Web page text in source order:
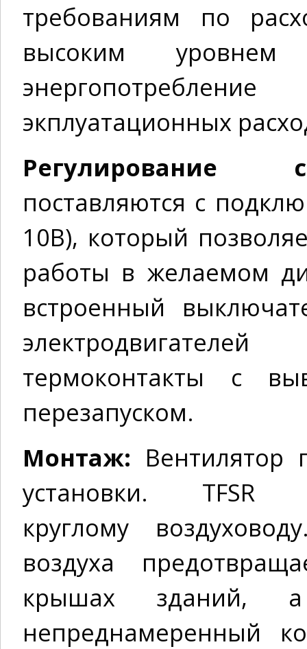
требованиям по
высоким уровнем
экплуатационных
Регулирование
поставляются с
10В), который
работы в желаемом
встроенный
термоконтакты с
перезапуском.
Монтаж: Вентилятор
установки.
круглому
воздуха
крышах зданий,
непреднамеренный